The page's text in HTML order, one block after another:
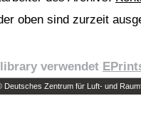
oben sind zurzeit
verwendet
Zentrum für Luft- und